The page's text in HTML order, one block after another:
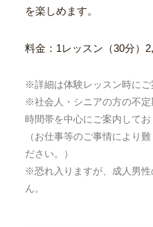
を楽しめます。
料金：1レッスン（30分）
※詳細は体験レッスン時にご
※社会人・シニアの方の不
時間帯を中心にご案内してお
（お仕事等のご事情により
ださい。）
※恐れ入りますが、成人男
ん。